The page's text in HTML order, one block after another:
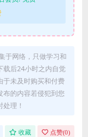
于网络，只做学习和
载后24小时之内自觉
于未及时购买和付费
布的内容若侵犯到您
理！
收藏 点赞(0)